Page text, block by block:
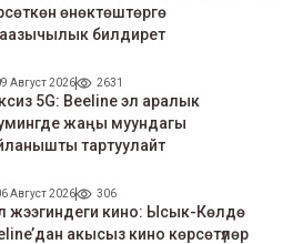
өнөктөштөргө
билдирет
Август 2026 2631
5G: Beeline эл аралык
жаңы муундагы
тартуулайт
Август 2026 306
жээгиндеги кино: Ысык-Көлдө
акысыз кино көрсөтүлөр